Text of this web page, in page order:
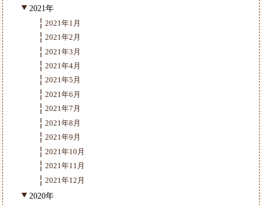
2021年
2021年1月
2021年2月
2021年3月
2021年4月
2021年5月
2021年6月
2021年7月
2021年8月
2021年9月
2021年10月
2021年11月
2021年12月
2020年